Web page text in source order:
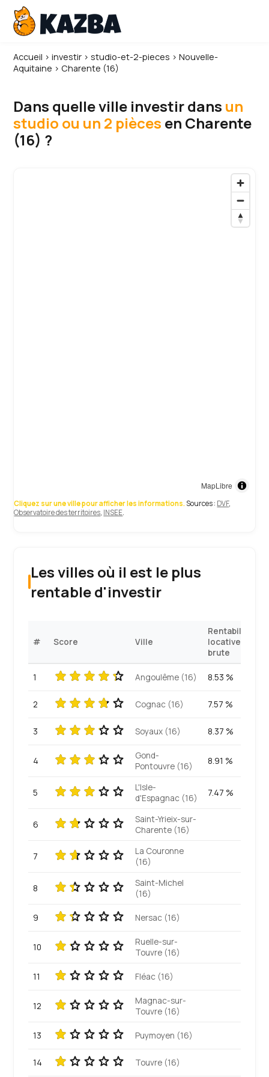
Accueil ›investir ›studio-et-2-pieces ›Nouvelle-
Aquitaine ›Charente (16)
Dans quelle ville investir dans un
studio ou un 2 pièces en Charente
(16) ?
MapLibre
Cliquez sur une ville pour afficher les informations. Sources : DVF,
Observatoire des territoires, INSEE.
Les villes où il est le plus
rentable d'investir
# Score Ville
Rentabilité
locative
brute
1 Angoulême (16) 8.53 %
2 Cognac (16) 7.57 %
3 Soyaux (16) 8.37 %
4
Gond-
Pontouvre (16)
8.91 %
5
L'Isle-
d'Espagnac (16)
7.47 %
6
Saint-Yrieix-sur-
Charente (16)
7
La Couronne
(16)
8
Saint-Michel
(16)
9 Nersac (16)
10
Ruelle-sur-
Touvre (16)
11 Fléac (16)
12
Magnac-sur-
Touvre (16)
13 Puymoyen (16)
14 Touvre (16)